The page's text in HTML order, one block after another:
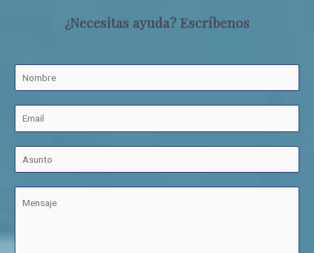
¿Necesitas ayuda? Escríbenos